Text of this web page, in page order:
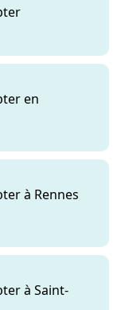
en
à Rennes
à Saint-